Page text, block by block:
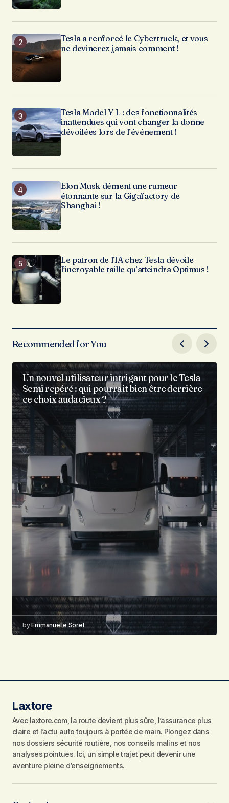
Tesla a renforcé le Cybertruck, et vous
ne devinerez jamais comment !
Tesla Model Y L : des fonctionnalités
inattendues qui vont changer la donne
dévoilées lors de l’événement !
Elon Musk dément une rumeur
étonnante sur la Gigafactory de
Shanghai !
Le patron de l’IA chez Tesla dévoile
l’incroyable taille qu’atteindra Optimus !
Recommended for You
Un nouvel utilisateur intrigant pour le Tesla
Semi repéré : qui pourrait bien être derrière
ce choix audacieux ?
byEmmanuelle Sorel
Laxtore
Avec laxtore.com, la route devient plus sûre, l’assurance plus
claire et l’actu auto toujours à portée de main. Plongez dans
nos dossiers sécurité routière, nos conseils malins et nos
analyses pointues. Ici, un simple trajet peut devenir une
aventure pleine d’enseignements.